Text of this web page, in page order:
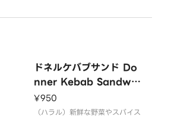
ドネルケバブサンド Do
nner Kebab Sandwic
h
¥950
（ハラル）新鮮な野菜やスパイス